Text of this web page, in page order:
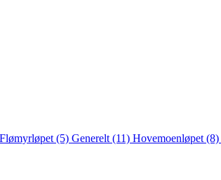
Flømyrløpet (5) Generelt (11) Hovemoenløpet (8)